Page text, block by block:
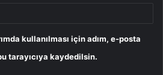
kullanılması için adım, e-posta
tarayıcıya kaydedilsin.